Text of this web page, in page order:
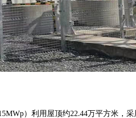
）利用屋顶约22.44万平方米，